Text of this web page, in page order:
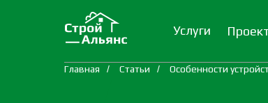
Услуги
Главная / Статьи / Особенности